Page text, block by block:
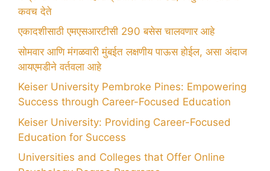
कवच देते
एकादशीसाठी एमएसआरटीसी 290 बसेस चालवणार आहे
सोमवार आणि मंगळवारी मुंबईत लक्षणीय पाऊस होईल, असा अंदाज
आयएमडीने वर्तवला आहे
Keiser University Pembroke Pines: Empowering
Success through Career-Focused Education
Keiser University: Providing Career-Focused
Education for Success
Universities and Colleges that Offer Online